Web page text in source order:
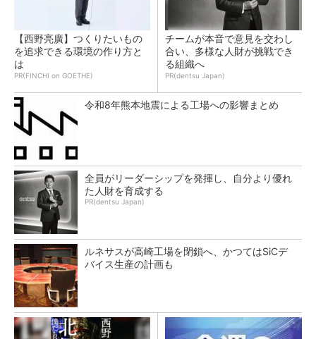
【西野亮廣】つくりたいもの
を追求できる環境の作り方と
は
PR(FINCHI on GOETHE)
チームが本音で意見を交わし
合い、多様な人財が挑戦でき
る組織へ
PR(dentsu Japan)
令和8年熊本地震による工場への影響まとめ
全員がリーダーシップを発揮し、自分より優れ
た人財を育成する
PR(dentsu Japan)
ルネサスが高崎工場を閉鎖へ、かつてはSiCデ
バイス生産の計画も